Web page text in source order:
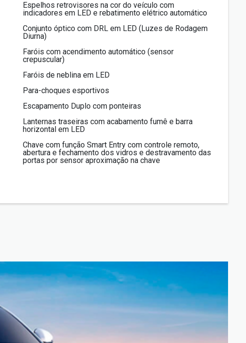
Espelhos retrovisores na cor do veículo com
indicadores em LED e rebatimento elétrico automático
Conjunto óptico com DRL em LED (Luzes de Rodagem
Diurna)
Faróis com acendimento automático (sensor
crepuscular)
Faróis de neblina em LED
Para-choques esportivos
Escapamento Duplo com ponteiras
Lanternas traseiras com acabamento fumê e barra
horizontal em LED
Chave com função Smart Entry com controle remoto,
abertura e fechamento dos vidros e destravamento das
portas por sensor aproximação na chave